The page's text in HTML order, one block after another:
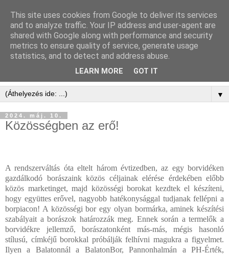
▼
2024. máj. 10.
Közösségben az erő!
A rendszerváltás óta eltelt három évtizedben, az egy borvidéken
gazdálkodó borászaink közös céljainak elérése érdekében előbb
közös marketinget, majd közösségi borokat kezdtek el készíteni,
hogy együttes erővel, nagyobb hatékonysággal tudjanak fellépni a
borpiacon! A közösségi bor egy olyan bormárka, aminek készítési
szabályait a borászok határozzák meg. Ennek során a termelők a
borvidékre jellemző, borászatonként más-más, mégis hasonló
stílusú, címkéjű borokkal próbálják felhívni magukra a figyelmet.
Ilyen a Balatonnál a BalatonBor, Pannonhalmán a PH-Érték,
This site uses cookies from Google to deliver its services
and to analyze traffic. Your IP address and user-agent are
shared with Google along with performance and security
metrics to ensure quality of service, generate usage
statistics, and to detect and address abuse.
LEARN MORE GOT IT